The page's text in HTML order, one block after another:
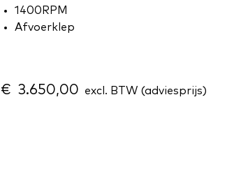
1400RPM
Afvoerklep
€ 3.650,00 excl. BTW (adviesprijs)